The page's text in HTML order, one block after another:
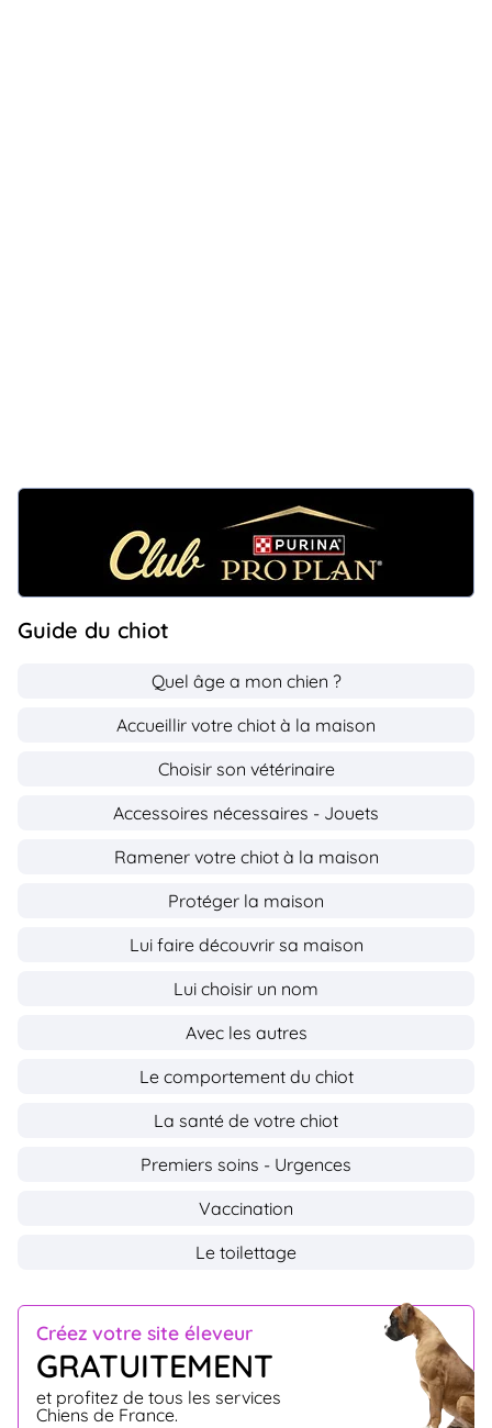
Créez votre site éleveur
GRATUITEMENT
et profitez de tous les services
Chiens de France.
Guide du chiot
Quel âge a mon chien ?
Accueillir votre chiot à la maison
Choisir son vétérinaire
Accessoires nécessaires - Jouets
Ramener votre chiot à la maison
Protéger la maison
Lui faire découvrir sa maison
Lui choisir un nom
Avec les autres
Le comportement du chiot
La santé de votre chiot
Premiers soins - Urgences
Vaccination
Le toilettage